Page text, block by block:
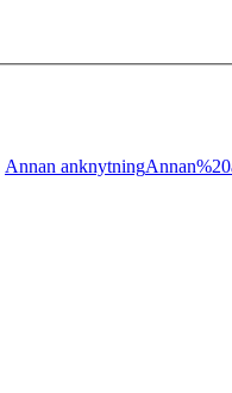
Annan anknytning